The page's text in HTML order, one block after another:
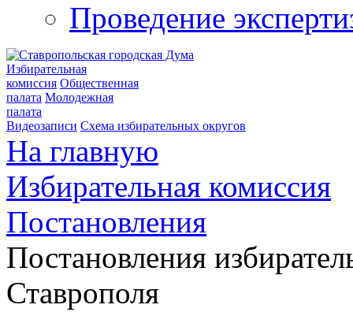
Проведение
Избирательная
комиссия Общественная
палата Молодежная
палата
Видеозаписи Схема избирательных округов
На главную
Избирательная комиссия
Постановления
Постановления
Ставрополя